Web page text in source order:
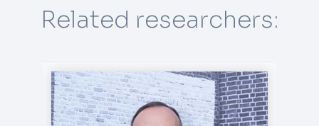
Related researchers: